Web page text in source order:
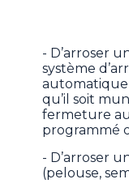
- D’arroser
système
automatique
qu’il soit
fermeture
programmé
- D’arroser
(pelouse,